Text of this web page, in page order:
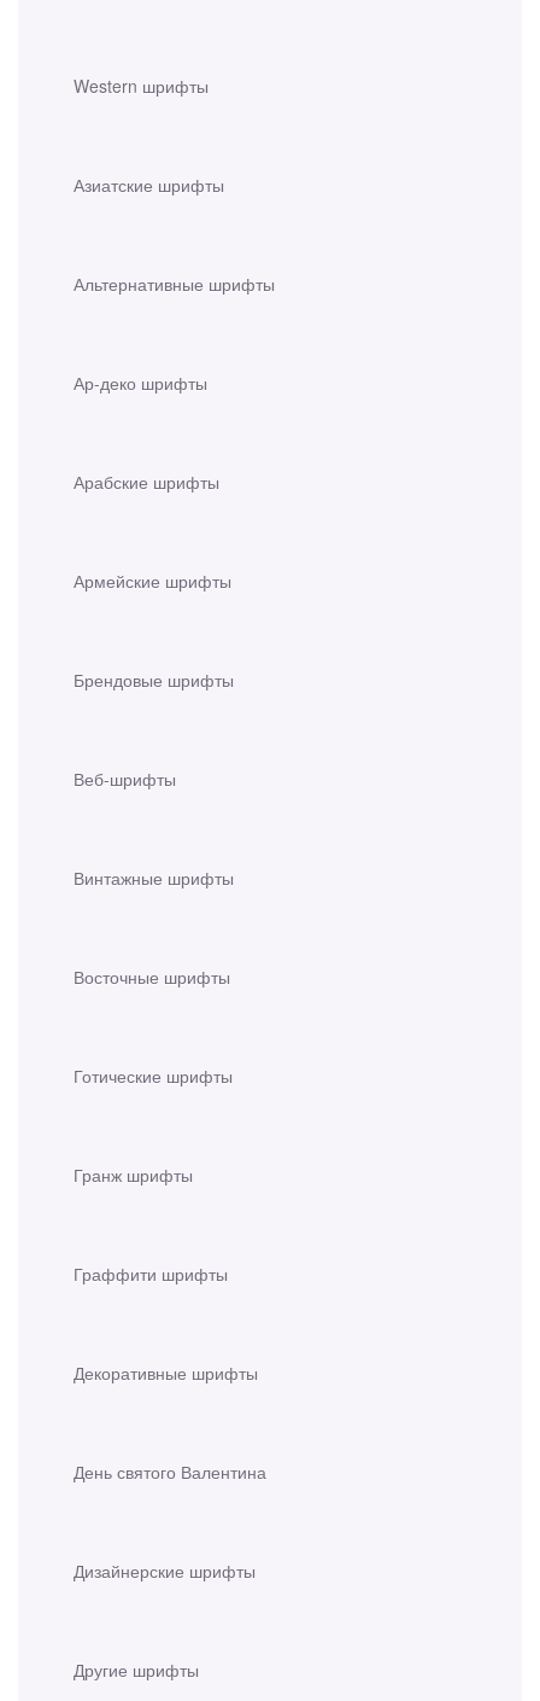
Western шрифты
Азиатские шрифты
Альтернативные шрифты
Ар-деко шрифты
Арабские шрифты
Армейские шрифты
Брендовые шрифты
Веб-шрифты
Винтажные шрифты
Восточные шрифты
Готические шрифты
Гранж шрифты
Граффити шрифты
Декоративные шрифты
День святого Валентина
Дизайнерские шрифты
Другие шрифты